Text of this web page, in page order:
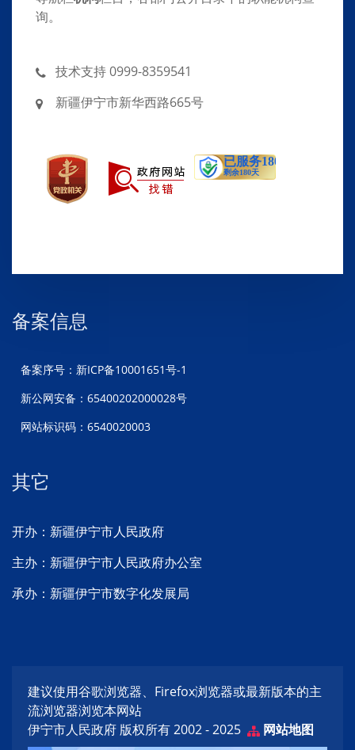
询。
技术支持 0999-8359541
新疆伊宁市新华西路665号
备案信息
备案序号：新ICP备10001651号-1
新公网安备：65400202000028号
网站标识码：6540020003
其它
开办：新疆伊宁市人民政府
主办：新疆伊宁市人民政府办公室
承办：新疆伊宁市数字化发展局
建议使用谷歌浏览器、Firefox浏览器或最新版本的主
流浏览器浏览本网站
伊宁市人民政府 版权所有 2002 - 2025
网站地图